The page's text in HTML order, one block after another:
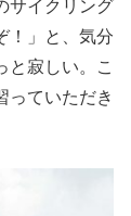
サイクリング
！」と、気分
と寂しい。こ
っていただき